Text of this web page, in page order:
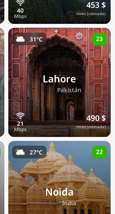
453 $
/mes (nómada)
Lahore
🇵🇰Pakistán
490 $
/mes (nómada)
31°C 23
Noida
🇮🇳India
27°C 22